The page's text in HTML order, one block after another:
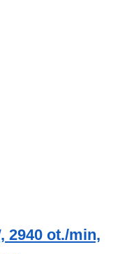
2940 ot./min,